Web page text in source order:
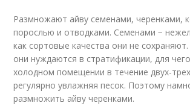
Размножают айву семенами, черенками,
порослью и отводками. Семенами −
как сортовые качества они не
они нуждаются в стратификации, для
холодном помещении в течение двух-
регулярно увлажняя песок. Поэтому
размножить айву черенками.